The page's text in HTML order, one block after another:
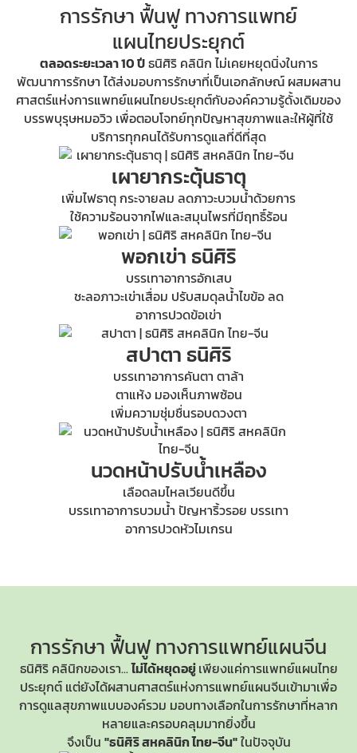
การรักษา ฟื้นฟู ทางการแพทย์
แผนไทยประยุกต์
ตลอดระยะเวลา 10 ปีธนิศิริ คลินิก ไม่เคยหยุดนิ่งในการ
พัฒนาการรักษา ได้ส่งมอบการรักษาที่เป็นเอกลักษณ์ ผสมผสาน
ศาสตร์แห่งการแพทย์แผนไทยประยุกต์กับองค์ความรู้ดั้งเดิมของ
บรรพบุรุษหมอวิว เพื่อตอบโจทย์ทุกปัญหาสุขภาพและให้ผู้ที่ใช้
บริการทุกคนได้รับการดูแลที่ดีที่สุด
เผายากระตุ้นธาตุ
เพิ่มไฟธาตุ กระจายลม ลดภาวะบวมน้ำด้วยการ
ใช้ความร้อนจากไฟและสมุนไพรที่มีฤทธิ์ร้อน
พอกเข่า ธนิศิริ
บรรเทาอาการอักเสบ
ชะลอภาวะเข่าเสื่อม ปรับสมดุลน้ำไขข้อ ลด
อาการปวดข้อเข่า
สปาตา ธนิศิริ
บรรเทาอาการคันตา ตาล้า
ตาแห้ง มองเห็นภาพซ้อน
เพิ่มความชุ่มชื่นรอบดวงตา
นวดหน้าปรับน้ำเหลือง
เลือดลมไหลเวียนดีขึ้น
บรรเทาอาการบวมน้ำ ปัญหาริ้วรอย บรรเทา
อาการปวดหัวไมเกรน
การรักษา ฟื้นฟูทางการแพทย์แผนจีน
ธนิศิริ คลินิกของเรา...ไม่ได้หยุดอยู่เพียงแค่การแพทย์แผนไทย
ประยุกต์ แต่ยังได้ผสานศาสตร์แห่งการแพทย์แผนจีนเข้ามาเพื่อ
การดูแลสุขภาพแบบองค์รวม มอบทางเลือกในการรักษาที่หลาก
หลายและครอบคลุมมากยิ่งขึ้น
จึงเป็น "ธนิศิริ สหคลินิก ไทย-จีน"ในปัจจุบัน